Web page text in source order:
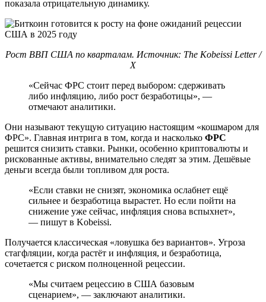
показала отрицательную динамику.
Рост ВВП США по кварталам. Источник: The Kobeissi Letter /
X
«Сейчас ФРС стоит перед выбором: сдерживать
либо инфляцию, либо рост безработицы», —
отмечают аналитики.
Они называют текущую ситуацию настоящим «кошмаром для
ФРС». Главная интрига в том, когда и насколько ФРС
решится снизить ставки. Рынки, особенно криптовалюты и
рискованные активы, внимательно следят за этим. Дешёвые
деньги всегда были топливом для роста.
«Если ставки не снизят, экономика ослабнет ещё
сильнее и безработица вырастет. Но если пойти на
снижение уже сейчас, инфляция снова вспыхнет»,
— пишут в Kobeissi.
Получается классическая «ловушка без вариантов». Угроза
стагфляции, когда растёт и инфляция, и безработица,
сочетается с риском полноценной рецессии.
«Мы считаем рецессию в США базовым
сценарием», — заключают аналитики.